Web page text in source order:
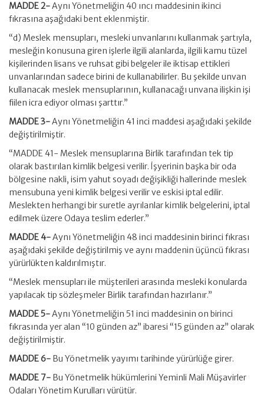
MADDE 2-Aynı Yönetmeliğin 40 ıncı maddesinin ikinci
fıkrasına aşağıdaki bent eklenmiştir.
“d) Meslek mensupları, mesleki unvanlarını kullanmak şartıyla,
mesleğin konusuna giren işlerle ilgili alanlarda, ilgili kamu tüzel
kişilerinden lisans ve ruhsat gibi belgeler ile iktisap ettikleri
unvanlarından sadece birini de kullanabilirler. Bu şekilde unvan
kullanacak meslek mensuplarının, kullanacağı unvana ilişkin işi
fiilen icra ediyor olması şarttır.”
MADDE 3-Aynı Yönetmeliğin 41 inci maddesi aşağıdaki şekilde
değiştirilmiştir.
“MADDE 41- Meslek mensuplarına Birlik tarafından tek tip
olarak bastırılan kimlik belgesi verilir. İşyerinin başka bir oda
bölgesine nakli, isim yahut soyadı değişikliği hallerinde meslek
mensubuna yeni kimlik belgesi verilir ve eskisi iptal edilir.
Meslekten herhangi bir suretle ayrılanlar kimlik belgelerini, iptal
edilmek üzere Odaya teslim ederler.”
MADDE 4-Aynı Yönetmeliğin 48 inci maddesinin birinci fıkrası
aşağıdaki şekilde değiştirilmiş ve aynı maddenin üçüncü fıkrası
yürürlükten kaldırılmıştır.
“Meslek mensupları ile müşterileri arasında mesleki konularda
yapılacak tip sözleşmeler Birlik tarafından hazırlanır.”
MADDE 5-Aynı Yönetmeliğin 51 inci maddesinin on birinci
fıkrasında yer alan “10 günden az” ibaresi “15 günden az” olarak
değiştirilmiştir.
MADDE 6- Bu Yönetmelik yayımı tarihinde yürürlüğe girer.
MADDE 7- Bu Yönetmelik hükümlerini Yeminli Mali Müşavirler
Odaları Yönetim Kurulları yürütür.